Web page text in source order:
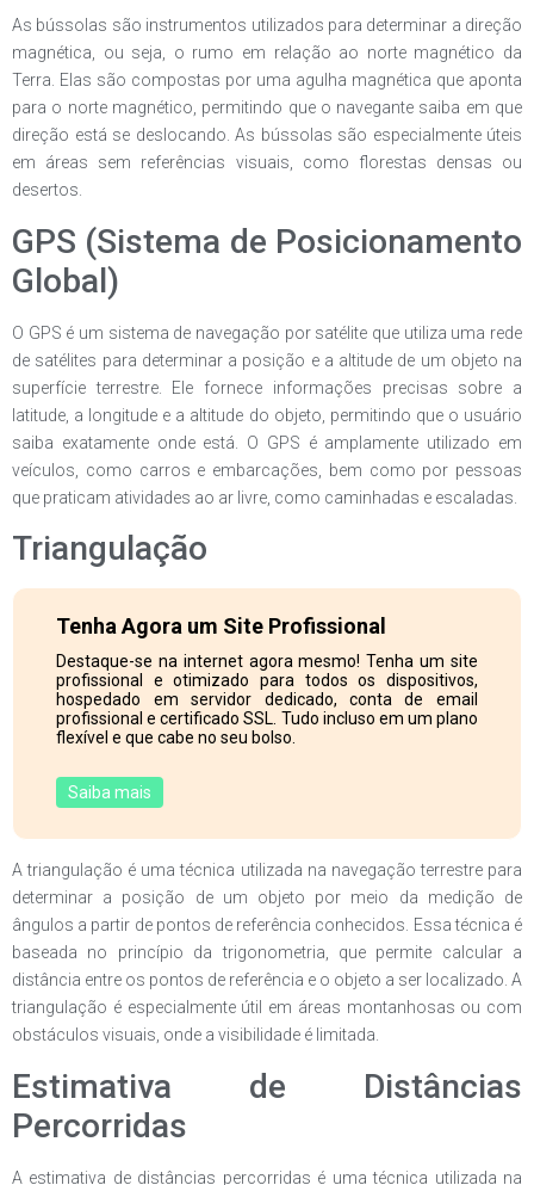
As bússolas são instrumentos utilizados para determinar a direção
magnética, ou seja, o rumo em relação ao norte magnético da
Terra. Elas são compostas por uma agulha magnética que aponta
para o norte magnético, permitindo que o navegante saiba em que
direção está se deslocando. As bússolas são especialmente úteis
em áreas sem referências visuais, como florestas densas ou
desertos.
GPS (Sistema de Posicionamento
Global)
O GPS é um sistema de navegação por satélite que utiliza uma rede
de satélites para determinar a posição e a altitude de um objeto na
superfície terrestre. Ele fornece informações precisas sobre a
latitude, a longitude e a altitude do objeto, permitindo que o usuário
saiba exatamente onde está. O GPS é amplamente utilizado em
veículos, como carros e embarcações, bem como por pessoas
que praticam atividades ao ar livre, como caminhadas e escaladas.
Triangulação
Tenha Agora um Site Profissional
Destaque-se na internet agora mesmo! Tenha um site
profissional e otimizado para todos os dispositivos,
hospedado em servidor dedicado, conta de email
profissional e certificado SSL. Tudo incluso em um plano
flexível e que cabe no seu bolso.
Saiba mais
A triangulação é uma técnica utilizada na navegação terrestre para
determinar a posição de um objeto por meio da medição de
ângulos a partir de pontos de referência conhecidos. Essa técnica é
baseada no princípio da trigonometria, que permite calcular a
distância entre os pontos de referência e o objeto a ser localizado. A
triangulação é especialmente útil em áreas montanhosas ou com
obstáculos visuais, onde a visibilidade é limitada.
Estimativa de Distâncias
Percorridas
A estimativa de distâncias percorridas é uma técnica utilizada na